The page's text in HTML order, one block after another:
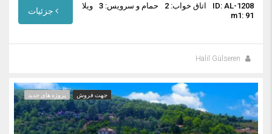
ID: AL-1208 اتاق خواب: 2
حمام و سرویس: 3
m1: 91
ویلا
Halil Gülseren
جهت فروش پروژه های جدید